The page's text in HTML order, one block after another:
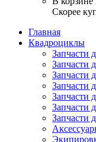
Скорее
Главная
Квадроциклы
Запчасти
Запчасти
Запчасти
Запчасти
Запчасти
Запчасти
Запчасти